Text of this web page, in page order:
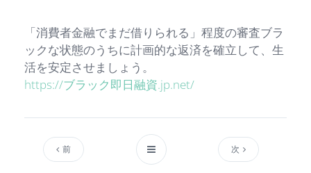
「消費者金融でまだ借りられる」程度の審査ブラ
ックな状態のうちに計画的な返済を確立して、生
活を安定させましょう。
https://ブラック即日融資.jp.net/
前 次